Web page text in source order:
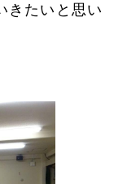
きたいと思い